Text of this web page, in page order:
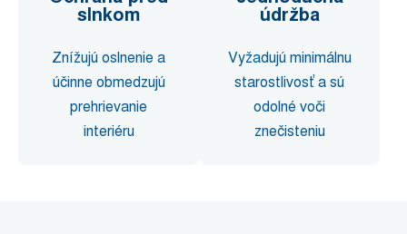
slnkom
Znížujú oslnenie a
účinne obmedzujú
prehrievanie
interiéru
údržba
Vyžadujú minimálnu
starostlivosť a sú
odolné voči
znečisteniu